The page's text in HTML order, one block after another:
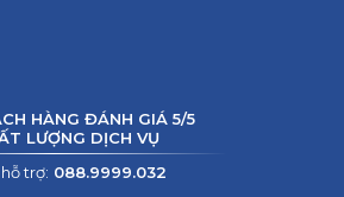
HÀNG ĐÁNH GIÁ 5/5
LƯỢNG DỊCH VỤ
trợ: 088.9999.032